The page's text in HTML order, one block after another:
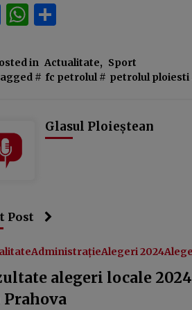
Facebook
WhatsApp
in Actualitate, Sport
# fc petrolul # petrolul ploiesti
Glasul Ploieștean
Post
AdministrațieAlegeri 2024
alegeri locale